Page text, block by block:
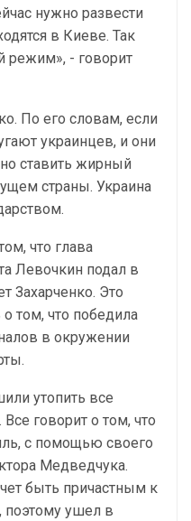
нужно развести
в Киеве. Так
режим», - говорит
По его словам, если
украинцев, и они
ставить жирный
страны. Украина
что глава
Левочкин подал в
Захарченко. Это
том, что победила
в окружении
утопить все
говорит о том, что
с помощью своего
Медведчука.
быть причастным к
ушел в